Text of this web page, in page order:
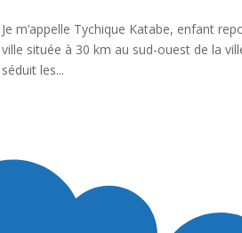
Je m’appelle Tychique Katabe, enfant
ville située à 30 km au sud-ouest de la
séduit les...